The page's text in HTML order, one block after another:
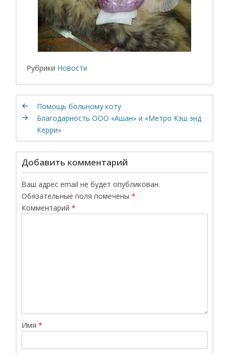
Рубрики Новости
Помощь больному коту
Благодарность ООО «Ашан» и «Метро Кэш энд
Керри»
Добавить комментарий
Ваш адрес email не будет опубликован.
Обязательные поля помечены*
Комментарий*
Имя*